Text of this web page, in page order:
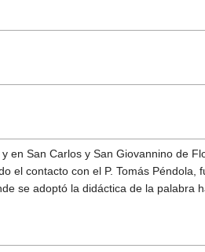
en San Carlos y San Giovannino de
el contacto con el P. Tomás Péndola,
se adoptó la didáctica de la palabra